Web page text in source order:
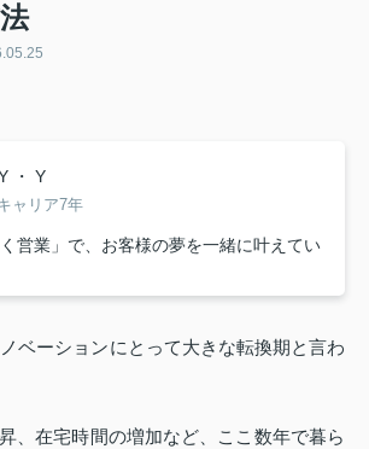
・ Y
ャリア7年
く営業」で、お客様の夢を一緒に叶えてい
ベーションにとって大きな転換期と言わ
、在宅時間の増加など、ここ数年で暮ら